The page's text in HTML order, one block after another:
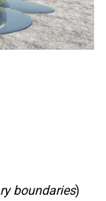
boundaries)